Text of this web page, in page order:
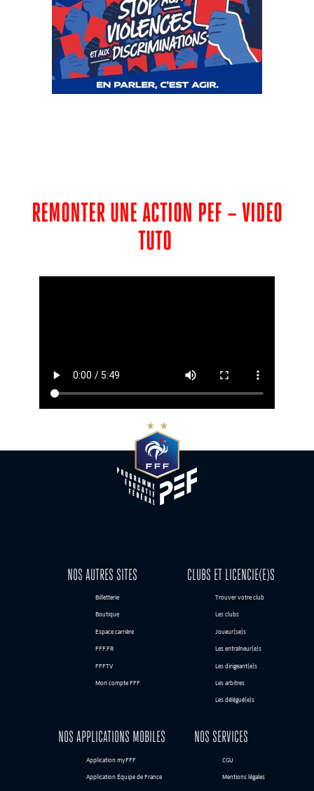
REMONTER UNE ACTION PEF – VIDEO
TUTO
NOS AUTRES SITES
Billetterie
Boutique
Espace carrière
FFF.FR
FFFTV
Mon compte FFF
CLUBS ET LICENCIE(E)S
Trouver votre club
Les clubs
Joueur(se)s
Les entraîneur(e)s
Les dirigeant(e)s
Les arbitres
Les délégué(e)s
NOS APPLICATIONS MOBILES
Application myFFF
Application Équipe de France
NOS SERVICES
CGU
Mentions légales